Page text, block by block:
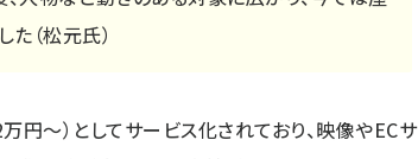
（松元氏）
円〜）としてサービス化されており、映像やECサ